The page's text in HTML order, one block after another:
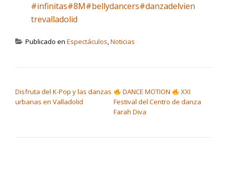
#infinitas#8M#bellydancers#danzadelvien
trevalladolid
Publicado en Espectáculos,Noticias
Disfruta del K-Pop y las danzas
urbanas en Valladolid
DANCE MOTION
XXI
Festival del Centro de danza
Farah Diva